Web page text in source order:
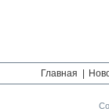
Главная